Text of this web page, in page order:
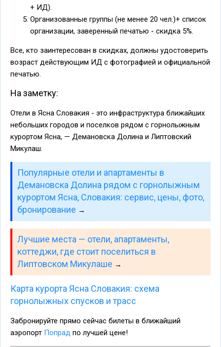
+ ИД).
Организованные группы (не менее 20 чел.)+ список
организации, заверенный печатью - скидка 5%.
Все, кто заинтересован в скидках, должны удостоверить
возраст действующим ИД с фотографией и официальной
печатью.
На заметку:
Отели в Ясна Словакия - это инфраструктура ближайших
небольших городов и поселков рядом с горнолыжным
курортом Ясна, — Демановска Долина и Липтовский
Микулаш.
Популярные отели и апартаменты в
Демановска Долина рядом с горнолыжным
курортом Ясна, Словакия: сервис, цены, фото,
бронирование →
Лучшие места — отели, апартаменты,
коттеджи, где стоит поселиться в
Липтовском Микулаше →
Карта курорта Ясна Словакия: схема
горнолыжных спусков и трасс
Забронируйте прямо сейчас билеты в ближайший
аэропорт Попрад по лучшей цене!